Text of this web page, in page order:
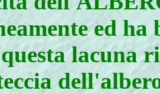
ed
questa lacuna